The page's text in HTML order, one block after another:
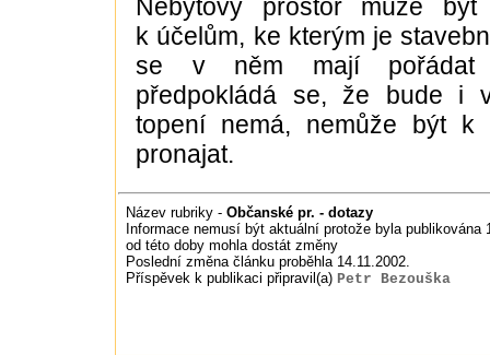
Nebytový prostor může být
k účelům, ke kterým je
se v něm mají pořádat
předpokládá se, že bude i
topení nemá, nemůže být k
pronajat.
Název rubriky - Občanské pr. - dotazy
Informace nemusí být aktuální protože byla publikována
od této doby mohla dostát změny
Poslední změna článku proběhla 14.11.2002.
Příspěvek k publikaci připravil(a) Petr Bezouška